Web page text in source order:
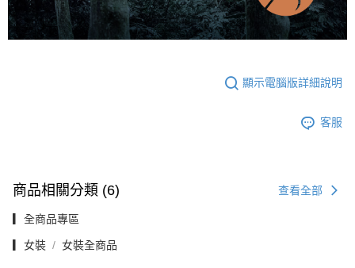
顯示電腦版詳細說明
客服
商品相關分類 (6) 查看全部
▎全商品專區
▎女裝 女裝全商品